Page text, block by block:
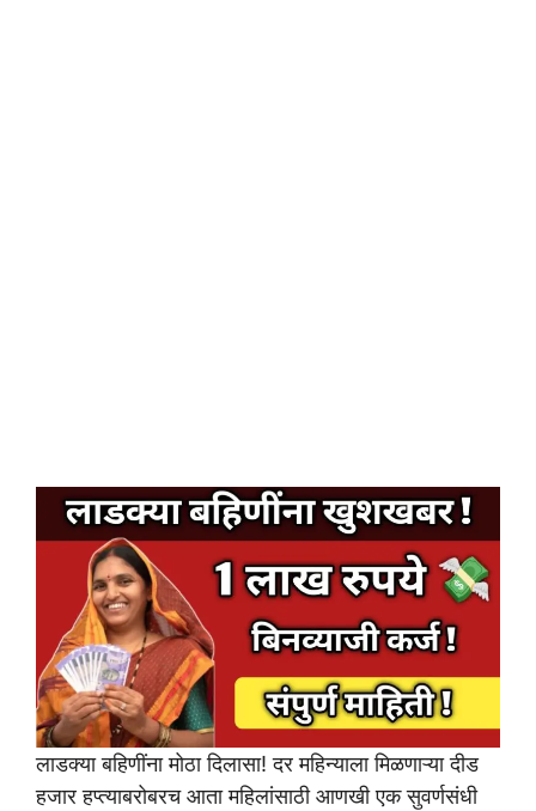
लाडक्या बहिणींना मोठा दिलासा! दर महिन्याला मिळणाऱ्या दीड
हजार हप्त्याबरोबरच आता महिलांसाठी आणखी एक सुवर्णसंधी